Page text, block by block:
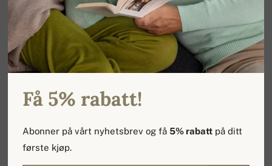
Få 5% rabatt!
Abonner på vårt nyhetsbrev og få5% rabatt på ditt
første kjøp.